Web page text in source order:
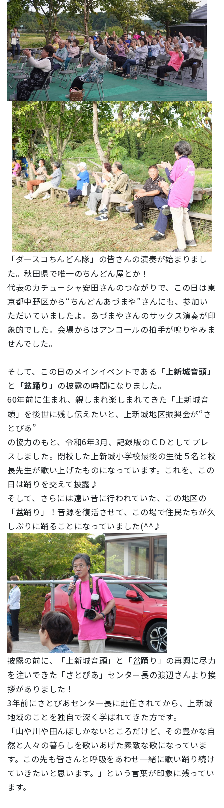
「ダースコちんどん隊」の皆さんの演奏が始まりまし
た。秋田県で唯一のちんどん屋とか！
代表のカチューシャ安田さんのつながりで、この日は東
京都中野区から“ちんどんあづまや”さんにも、参加い
ただいていましたよ。あづまやさんのサックス演奏が印
象的でした。会場からはアンコールの拍手が鳴りやみま
せんでした。
そして、この日のメインイベントである 「上新城音頭」
と 「盆踊り」 の披露の時間になりました。
60年前に生まれ、親しまれ楽しまれてきた「上新城音
頭」を後世に残し伝えたいと、上新城地区振興会が“さ
とぴあ”
の協力のもと、令和6年3月、記録版のＣＤとしてプレ
スしました。閉校した上新城小学校最後の生徒５名と校
長先生が歌い上げたものになっています。これを、この
日は踊りを交えて披露♪
そして、さらには遠い昔に行われていた、この地区の
「盆踊り」！音源を復活させて、この場で住民たちが久
しぶりに踊ることになっていました(^^♪
披露の前に、「上新城音頭」 と 「盆踊り」の再興に尽力
を注いできた「さとぴあ」センター長の渡辺さんより挨
拶がありました！
3年前にさとぴあセンター長に赴任されてから、上新城
地域のことを独自で深く学ばれてきた方です。
「山や川や田んぼしかないところだけど、その豊かな自
然と人々の暮らしを歌いあげた素敵な歌になっていま
す。この先も皆さんと呼吸をあわせ一緒に歌い踊り続け
ていきたいと思います。」という言葉が印象に残ってい
ます。